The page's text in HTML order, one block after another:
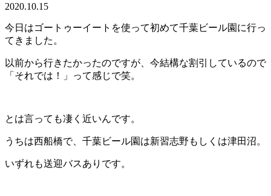
2020.10.15
今日はゴートゥーイートを使って初めて千葉ビール園に行っ
てきました。
以前から行きたかったのですが、今結構な割引しているので
「それでは！」って感じで笑。
とは言っても凄く近いんです。
うちは西船橋で、千葉ビール園は新習志野もしくは津田沼。
いずれも送迎バスありです。